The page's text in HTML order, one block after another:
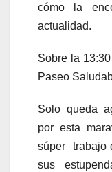
cómo la
actualidad.
Sobre la
Paseo
Solo queda
por esta
súper trabajo
sus